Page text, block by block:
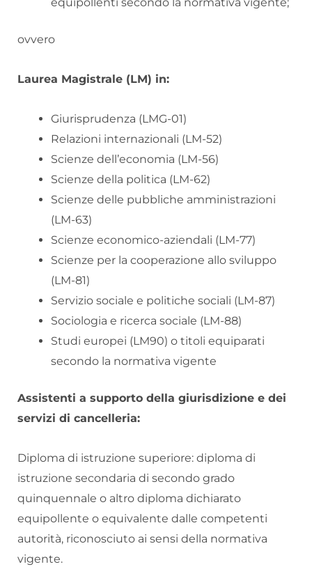
ovvero
Laurea Magistrale (LM) in:
Giurisprudenza (LMG-01)
Relazioni internazionali (LM-52)
Scienze dell’economia (LM-56)
Scienze della politica (LM-62)
Scienze delle pubbliche amministrazioni
(LM-63)
Scienze economico-aziendali (LM-77)
Scienze per la cooperazione allo sviluppo
(LM-81)
Servizio sociale e politiche sociali (LM-87)
Sociologia e ricerca sociale (LM-88)
Studi europei (LM90) o titoli equiparati
secondo la normativa vigente
Assistenti a supporto della giurisdizione e dei
servizi di cancelleria:
Diploma di istruzione superiore: diploma di
istruzione secondaria di secondo grado
quinquennale o altro diploma dichiarato
equipollente o equivalente dalle competenti
autorità, riconosciuto ai sensi della normativa
vigente.